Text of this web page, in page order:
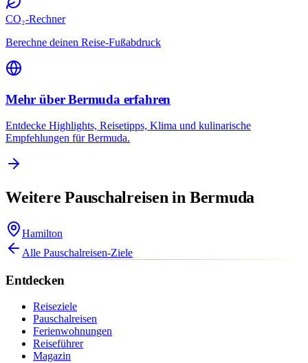
CO₂-Rechner
Berechne deinen Reise-Fußabdruck
Mehr über Bermuda erfahren
Entdecke Highlights, Reisetipps, Klima und kulinarische
Empfehlungen für Bermuda.
Weitere Pauschalreisen in Bermuda
Hamilton
Alle Pauschalreisen-Ziele
Entdecken
Reiseziele
Pauschalreisen
Ferienwohnungen
Reiseführer
Magazin